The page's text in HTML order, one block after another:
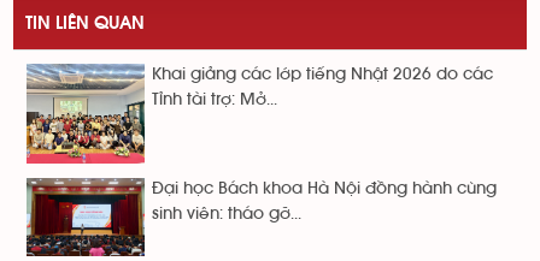
TIN LIÊN QUAN
Khai giảng các lớp tiếng Nhật 2026 do các
Tỉnh tài trợ: Mở...
Đại học Bách khoa Hà Nội đồng hành cùng
sinh viên: tháo gỡ...